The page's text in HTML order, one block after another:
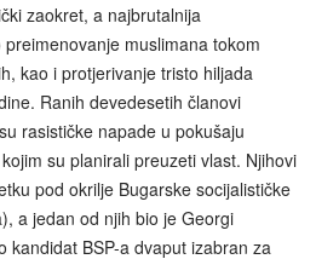
zaokret, a najbrutalnija
muslimana tokom
kao i protjerivanje tristo hiljada
Ranih devedesetih članovi
rasističke napade u pokušaju
su planirali preuzeti vlast. Njihovi
pod okrilje Bugarske socijalističke
a jedan od njih bio je Georgi
kandidat BSP-a dvaput izabran za